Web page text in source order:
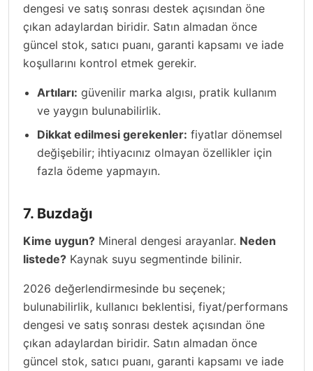
dengesi ve satış sonrası destek açısından öne
çıkan adaylardan biridir. Satın almadan önce
güncel stok, satıcı puanı, garanti kapsamı ve iade
koşullarını kontrol etmek gerekir.
Artıları: güvenilir marka algısı, pratik kullanım
ve yaygın bulunabilirlik.
Dikkat edilmesi gerekenler: fiyatlar dönemsel
değişebilir; ihtiyacınız olmayan özellikler için
fazla ödeme yapmayın.
7. Buzdağı
Kime uygun? Mineral dengesi arayanlar. Neden
listede? Kaynak suyu segmentinde bilinir.
2026 değerlendirmesinde bu seçenek;
bulunabilirlik, kullanıcı beklentisi, fiyat/performans
dengesi ve satış sonrası destek açısından öne
çıkan adaylardan biridir. Satın almadan önce
güncel stok, satıcı puanı, garanti kapsamı ve iade